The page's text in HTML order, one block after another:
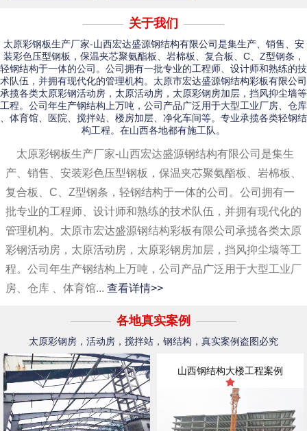
关于我们
太原彩钢板生产厂家-山西宏达盛源钢结构有限公司是集生产、销售、安
装彩色压型钢板，保温夹芯聚氨酯板、岩棉板、复合板、C、Z型钢条，
轻钢结构于一体的公司。公司拥有一批专业的工程师、设计师和熟练的技
术队伍，并拥有现代化的管理机构。太原市宏达盛源钢结构彩板有限公司
承揽各类太原彩钢活动房，太原活动房，太原彩钢房加层，挡风抑尘墙等
工程。公司年生产钢结构上万吨，公司产品广泛用于大型工业厂房、仓库
、体育馆、医院、搅拌站、楼房加层、净化车间等。专业承揽各类轻钢结
构工程。在山西各地都有施工队。
太原彩钢板生产厂家-山西宏达盛源钢结构有限公司是集生
产、销售、安装彩色压型钢板，保温夹芯聚氨酯板、岩棉板、
复合板、C、Z型钢条，轻钢结构于一体的公司。公司拥有一
批专业的工程师、设计师和熟练的技术队伍，并拥有现代化的
管理机构。太原市宏达盛源钢结构彩板有限公司承揽各类太原
彩钢活动房，太原活动房，太原彩钢房加层，挡风抑尘墙等工
程。公司年生产钢结构上万吨，公司产品广泛用于大型工业厂
房、仓库 、体育馆... 查看详情>>
各地真实案例
太原彩钢房，活动房，搅拌站，钢结构，真实案例盗图必究
山西钢结构大楼工程案例